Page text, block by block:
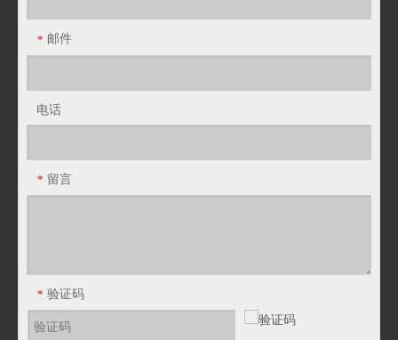
* 邮件
电话
* 留言
* 验证码